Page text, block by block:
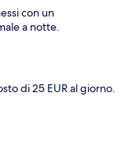
con un
a notte.
di 25 EUR al giorno.